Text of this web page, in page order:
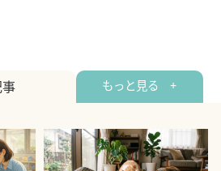
もっと見る +